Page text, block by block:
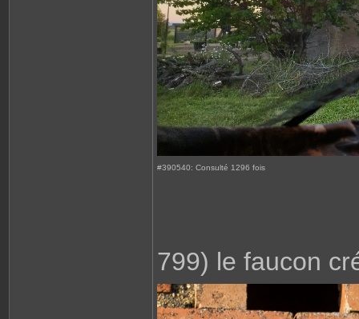
#390540: Consulté 1296 fois
799) le faucon